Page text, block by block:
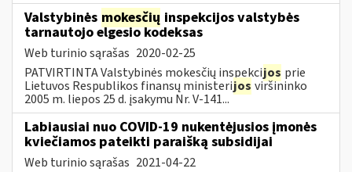
Valstybinės mokesčių inspekcijos valstybės
tarnautojo elgesio kodeksas
Web turinio sąrašas 2020-02-25
PATVIRTINTA Valstybinės mokesčių inspekcijos prie
Lietuvos Respublikos finansų ministerijos viršininko
2005 m. liepos 25 d. įsakymu Nr. V-141...
Labiausiai nuo COVID-19 nukentėjusios įmonės
kviečiamos pateikti paraišką subsidijai
Web turinio sąrašas 2021-04-22